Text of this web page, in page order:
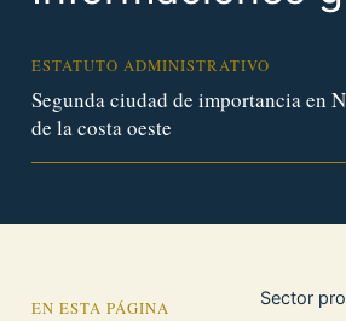
ESTATUTO ADMINISTRATIVO
Segunda ciudad de importancia en
de la costa oeste
EN ESTA PÁGINA
Sector